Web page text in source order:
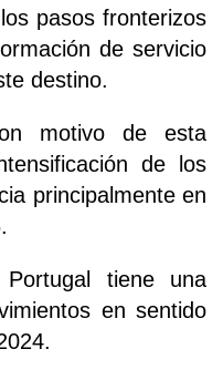
pasos fronterizos
de servicio
destino.
motivo de esta
de los
principalmente en
tiene una
en sentido